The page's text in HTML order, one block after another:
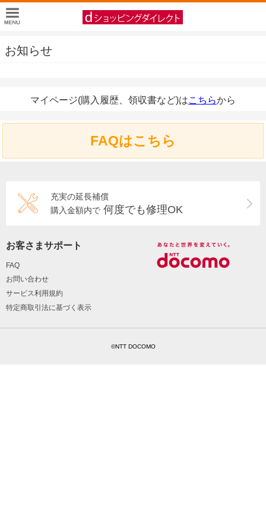
お知らせ
マイページ(購入履歴、領収書など)はこちらから
FAQはこちら
充実の延長補償
購入金額内で 何度でも修理OK
お客さまサポート
FAQ
お問い合わせ
サービス利用規約
特定商取引法に基づく表示
©NTT DOCOMO